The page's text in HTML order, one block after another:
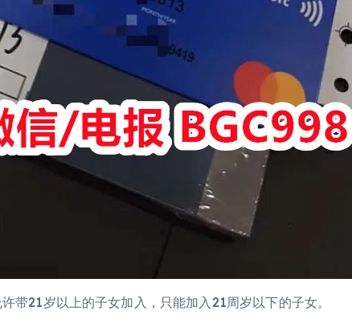
带21岁以上的子女加入，只能加入21周岁以下的子女。